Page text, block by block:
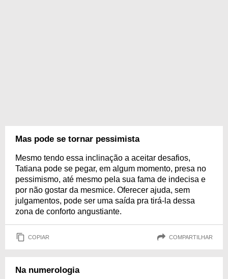
Mas pode se tornar pessimista
Mesmo tendo essa inclinação a aceitar desafios,
Tatiana pode se pegar, em algum momento, presa no
pessimismo, até mesmo pela sua fama de indecisa e
por não gostar da mesmice. Oferecer ajuda, sem
julgamentos, pode ser uma saída pra tirá-la dessa
zona de conforto angustiante.
COPIAR COMPARTILHAR
Na numerologia